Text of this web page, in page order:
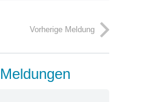
Vorherige Meldung